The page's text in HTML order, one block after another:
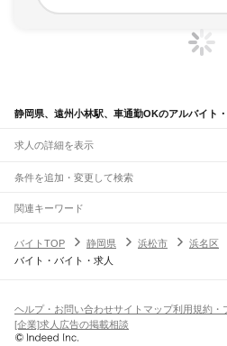
静岡県、遠州小林駅、車通勤OKのアルバイト
求人の詳細を表示
条件を追加・変更して検索
市区町村を追加・変更
静岡県すべて
静岡市 すべて
中央区浜名区天竜区
沼津市熱海市
駅を追加・変更
JR身延線
富士駅柚木駅竪堀駅入山瀬駅
芝川駅 稲子駅
職種を追加・変更
飲食・フードサービスすべて
ホールスタッフキッチンスタッフ
パン屋（ベーカリー）
人気
日払いOK高校生歓迎 髪
雇用形態を追加・変更
関連キーワード
バイトTOP
静岡県 浜松市 浜名区
バイト・バイト・求人
ヘルプ・お問い合わせサイトマップ利用規約・
[企業]求人広告の掲載相談